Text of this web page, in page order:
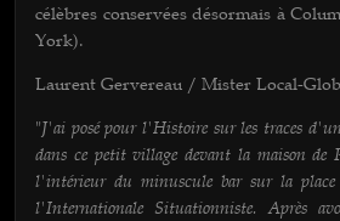
célèbres conservées désormais à
York).
Laurent Gervereau / Mister Local-
"J'ai posé pour l'Histoire sur les traces
dans ce petit village devant la maison de
l'intérieur du minuscule bar sur la
l'Internationale Situationniste. Après